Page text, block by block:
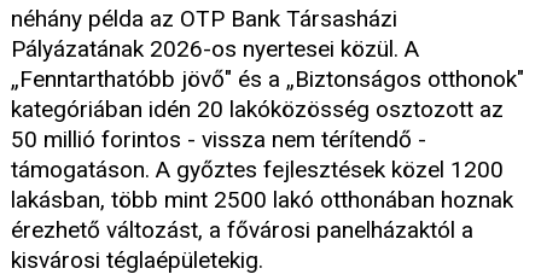
néhány példa az OTP Bank Társasházi
Pályázatának 2026-os nyertesei közül. A
„Fenntarthatóbb jövő" és a „Biztonságos otthonok"
kategóriában idén 20 lakóközösség osztozott az
50 millió forintos - vissza nem térítendő -
támogatáson. A győztes fejlesztések közel 1200
lakásban, több mint 2500 lakó otthonában hoznak
érezhető változást, a fővárosi panelházaktól a
kisvárosi téglaépületekig.